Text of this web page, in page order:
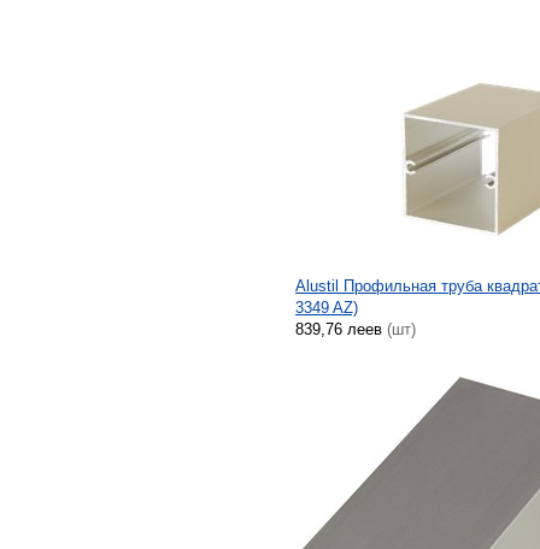
Alustil Профильная труба
3349 AZ)
839,76 леев (шт)